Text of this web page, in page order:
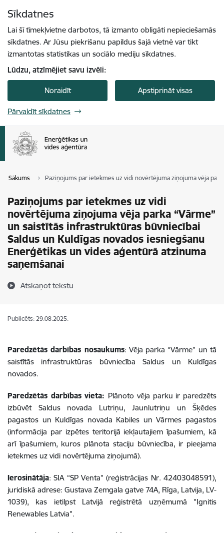
Sīkdatnes
Lai šī tīmekļvietne darbotos, tā izmanto obligāti nepieciešamās
sīkdatnes. Ar Jūsu piekrišanu papildus šajā vietnē var tikt
izmantotas statistikas un sociālo mediju sīkdatnes.
Lūdzu, atzīmējiet savu izvēli:
Noraidīt Apstiprināt visas
Pārvaldīt sīkdatnes
Sākums Paziņojums par ietekmes uz vidi novērtējuma ziņojuma vēja
Paziņojums par ietekmes uz vidi
novērtējuma ziņojuma vēja parka “Vārme”
un saistītās infrastruktūras būvniecībai
Saldus un Kuldīgas novados iesniegšanu
Enerģētikas un vides aģentūrā atzinuma
saņemšanai
Atskaņot tekstu
Publicēts: 29.08.2025.
Paredzētās darbības nosaukums: Vēja parka “Vārme” un tā
saistītās infrastruktūras būvniecība Saldus un Kuldīgas
novados.
Paredzētās darbības vieta: Plānoto vēja parku ir paredzēts
izbūvēt Saldus novada Lutriņu, Jaunlutriņu un Šķēdes
pagastos un Kuldīgas novada Kabiles un Vārmes pagastos
(informācija par izpētes teritorijā iekļautajiem īpašumiem, kā
arī īpašumiem, kuros plānota staciju būvniecība, ir pieejama
ietekmes uz vidi novērtējuma ziņojumā).
Ierosinātāja: SIA “SP Venta” (reģistrācijas Nr. 42403048591),
juridiskā adrese: Gustava Zemgala gatve 74A, Rīga, Latvija, LV-
1039), kas ietilpst Latvijā reģistrētā uzņēmumā "Ignitis
Renewables Latvia".